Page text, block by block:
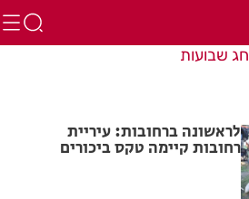
חג שבועות
לראשונה ברחובות: עיריית
רחובות קיימה טקס ביכורים